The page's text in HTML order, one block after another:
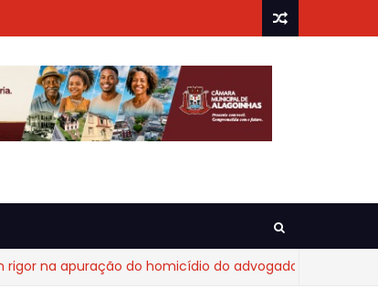
apuração do homicídio do advogado Diego Fraga de